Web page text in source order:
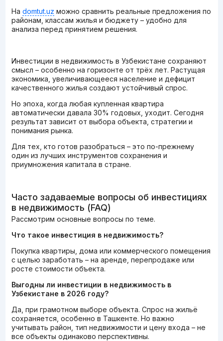
На domtut.uz можно сравнить реальные предложения по
районам, классам жилья и бюджету – удобно для
анализа перед принятием решения.
Инвестиции в недвижимость в Узбекистане сохраняют
смысл – особенно на горизонте от трёх лет. Растущая
экономика, увеличивающееся население и дефицит
качественного жилья создают устойчивый спрос.
Но эпоха, когда любая купленная квартира
автоматически давала 30% годовых, уходит. Сегодня
результат зависит от выбора объекта, стратегии и
понимания рынка.
Для тех, кто готов разобраться – это по-прежнему
один из лучших инструментов сохранения и
приумножения капитала в стране.
Часто задаваемые вопросы об инвестициях
в недвижимость (FAQ)
Рассмотрим основные вопросы по теме.
Что такое инвестиция в недвижимость?
Покупка квартиры, дома или коммерческого помещения
с целью заработать – на аренде, перепродаже или
росте стоимости объекта.
Выгодны ли инвестиции в недвижимость в
Узбекистане в 2026 году?
Да, при грамотном выборе объекта. Спрос на жильё
сохраняется, особенно в Ташкенте. Но важно
учитывать район, тип недвижимости и цену входа – не
все объекты одинаково перспективны.